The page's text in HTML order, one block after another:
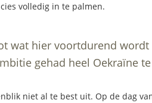
volledig in te palmen.
wat hier voortdurend wordt
gehad heel Oekraïne
niet al te best uit. Op de dag